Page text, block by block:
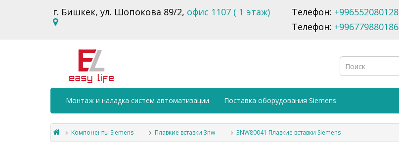
г. Бишкек, ул. Шопокова 89/2, офис 1107 ( 1 этаж) Телефон: +996552080128
Телефон: +996779880186
Монтаж и наладка систем автоматизации Поставка оборудования Siemens
Компоненты Siemens Плавкие вставки 3nw 3NW80041 Плавкие вставки Siemens